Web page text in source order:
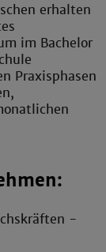
erhalten
im Bachelor
Praxisphasen
-